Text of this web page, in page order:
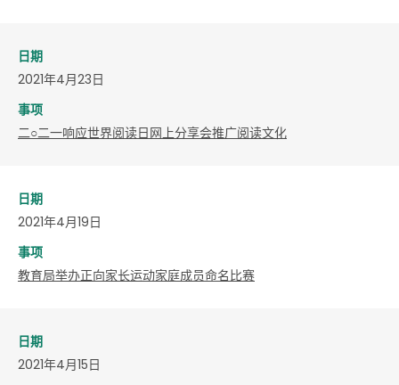
日期
2021年4月23日
事项
二○二一响应世界阅读日网上分享会推广阅读文化
日期
2021年4月19日
事项
教育局举办正向家长运动家庭成员命名比赛
日期
2021年4月15日